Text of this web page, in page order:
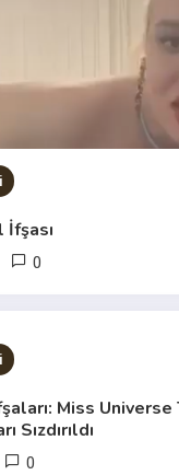
0
Miss
Sızdırıldı
0